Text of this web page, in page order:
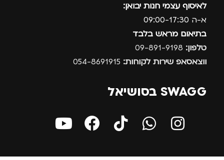
לאיסוף עצמי חנות יבואן:
א-ה 09:00-17:30
בתיאום מראש בלבד
טלפון:
ווצאסאפ שירות לקוחות:
SWAGG בסושיאל